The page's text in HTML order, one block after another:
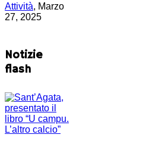
Attività, Marzo
27, 2025
Notizie
flash